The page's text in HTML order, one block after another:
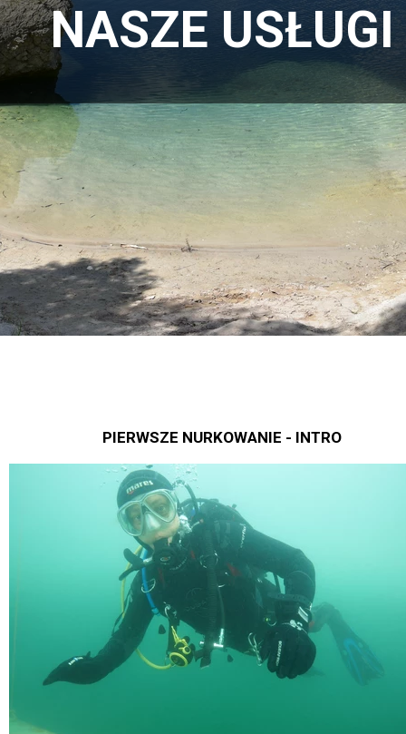
NASZE USŁUGI
PIERWSZE NURKOWANIE - INTRO